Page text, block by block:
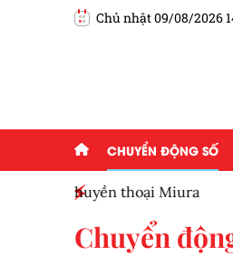
Chủ nhật 09/08/2026
CHUYỂN ĐỘNG SỐ
Ba hãng xe Trung
Chuyển